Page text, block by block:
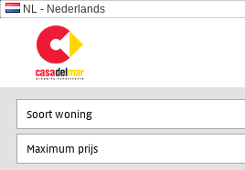
NL - Nederlands
Soort woning